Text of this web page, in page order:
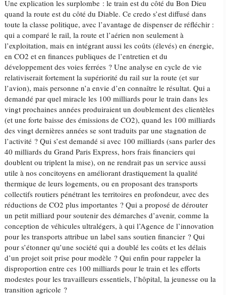
Une explication les surplombe : le train est du côté du Bon Dieu
quand la route est du côté du Diable. Ce credo s’est diffusé dans
toute la classe politique, avec l’avantage de dispenser de réfléchir :
qui a comparé le rail, la route et l’aérien non seulement à
l’exploitation, mais en intégrant aussi les coûts (élevés) en énergie,
en CO2 et en finances publiques de l’entretien et du
développement des voies ferrées ? Une analyse en cycle de vie
relativiserait fortement la supériorité du rail sur la route (et sur
l’avion), mais personne n’a envie d’en connaître le résultat. Qui a
demandé par quel miracle les 100 milliards pour le train dans les
vingt prochaines années produiraient un doublement des clientèles
(et une forte baisse des émissions de CO2), quand les 100 milliards
des vingt dernières années se sont traduits par une stagnation de
l’activité ? Qui s’est demandé si avec 100 milliards (sans parler des
40 milliards du Grand Paris Express, hors frais financiers qui
doublent ou triplent la mise), on ne rendrait pas un service aussi
utile à nos concitoyens en améliorant drastiquement la qualité
thermique de leurs logements, ou en proposant des transports
collectifs routiers pénétrant les territoires en profondeur, avec des
réductions de CO2 plus importantes ? Qui a proposé de dérouter
un petit milliard pour soutenir des démarches d’avenir, comme la
conception de véhicules ultralégers, à qui l’Agence de l’innovation
pour les transports attribue un label sans soutien financier ? Qui
pour s’étonner qu’une société qui a doublé les coûts et les délais
d’un projet soit prise pour modèle ? Qui enfin pour rappeler la
disproportion entre ces 100 milliards pour le train et les efforts
modestes pour les travailleurs essentiels, l’hôpital, la jeunesse ou la
transition agricole ?